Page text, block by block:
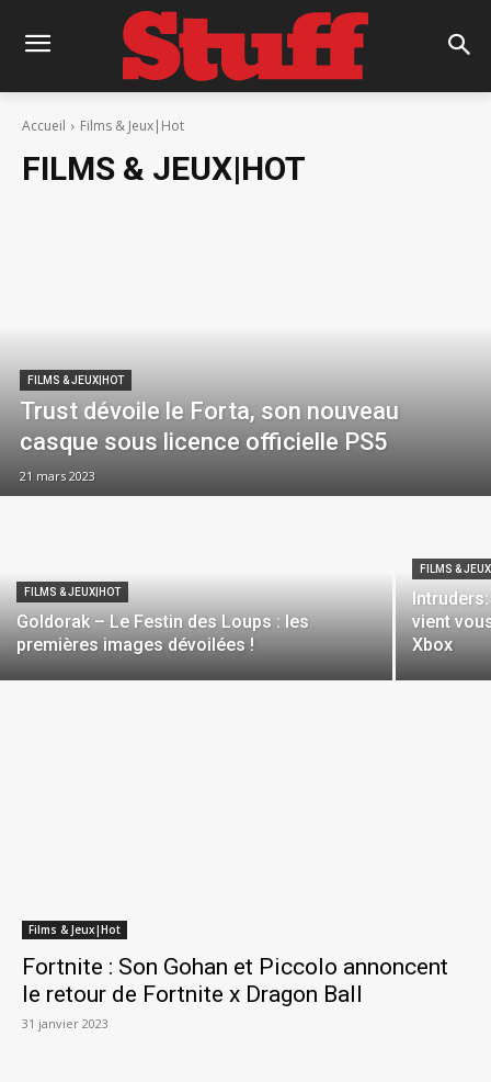
Accueil Films & Jeux|Hot
FILMS & JEUX|HOT
FILMS & JEUX|HOT
Trust dévoile le Forta, son nouveau
casque sous licence officielle PS5
21 mars 2023
FILMS & JEUX|HOT
Goldorak – Le Festin des Loups : les
premières images dévoilées !
FILMS &
vient
Xbox
Films & Jeux|Hot
Fortnite : Son Gohan et Piccolo annoncent
le retour de Fortnite x Dragon Ball
31 janvier 2023